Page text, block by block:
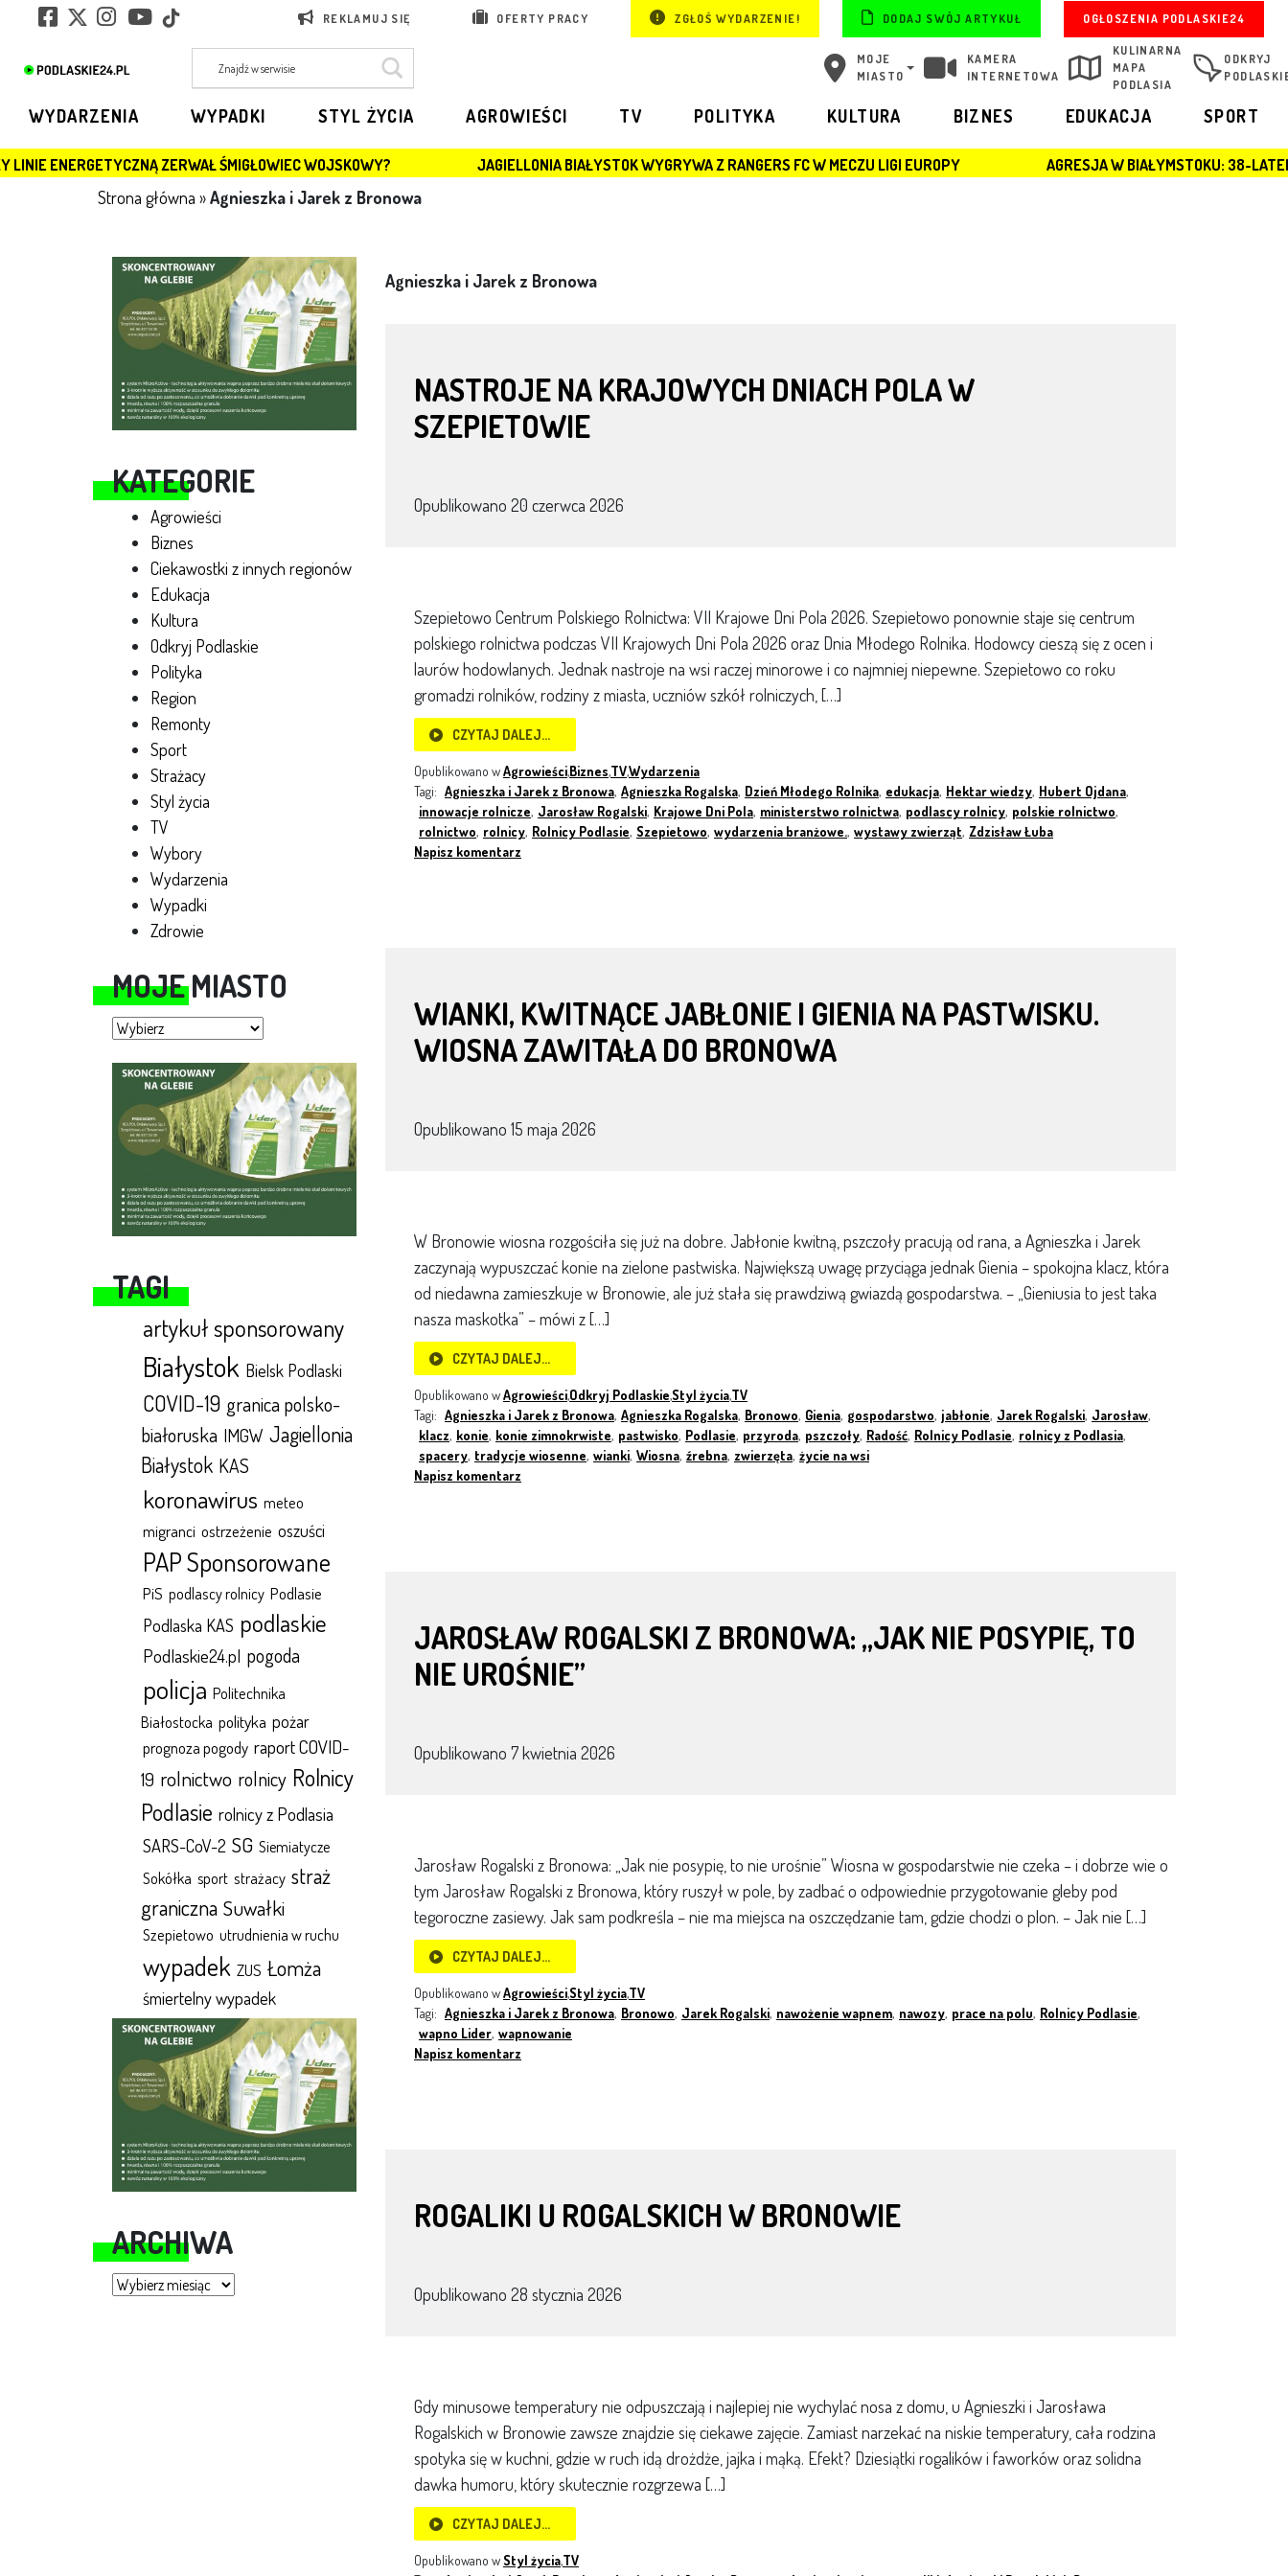
REKLAMUJ SIĘ OFERTY PRACY ZGŁOŚ WYDARZENIE! DODAJ SWÓJ ARTYKUŁ OGŁOSZENIA PODLASKIE24
MOJE
MIASTO
KAMERA
INTERNETOWA
KULINARNA
MAPA
PODLASIA
ODKRYJ
WYDARZENIA WYPADKI STYL ŻYCIA AGROWIEŚCI TV POLITYKA KULTURA BIZNES EDUKACJA SPORT
ZERWAŁ ŚMIGŁOWIEC WOJSKOWY? JAGIELLONIA BIAŁYSTOK WYGRYWA Z RANGERS FC W MECZU LIGI EUROPY AGRESJA W BIAŁYMSTOKU: 38-LATEK
Strona główna »Agnieszka i Jarek z Bronowa
KATEGORIE
Agrowieści
Biznes
Ciekawostki z innych regionów
Edukacja
Kultura
Odkryj Podlaskie
Polityka
Region
Remonty
Sport
Strażacy
Styl życia
TV
Wybory
Wydarzenia
Wypadki
Zdrowie
MOJE MIASTO
Moje miasto
TAGI
artykuł sponsorowany
Białystok Bielsk Podlaski
COVID-19 granica polsko-
białoruska IMGW Jagiellonia
Białystok KAS
koronawirus meteo
migranci ostrzeżenie oszuści
PAP Sponsorowane
PiS podlascy rolnicy Podlasie
Podlaska KAS podlaskie
Podlaskie24.pl pogoda
policja Politechnika
Białostocka polityka pożar
prognoza pogody raport COVID-
19 rolnictwo rolnicy Rolnicy
Podlasie rolnicy z Podlasia
SARS-CoV-2 SG Siemiatycze
Sokółka sport strażacy straż
graniczna Suwałki
Szepietowo utrudnienia w ruchu
wypadek ZUS Łomża
śmiertelny wypadek
ARCHIWA
Archiwa
Agnieszka i Jarek z Bronowa
NASTROJE NA KRAJOWYCH DNIACH POLA W
SZEPIETOWIE
Opublikowano 20 czerwca 2026
Szepietowo Centrum Polskiego Rolnictwa: VII Krajowe Dni Pola 2026. Szepietowo ponownie staje się centrum
polskiego rolnictwa podczas VII Krajowych Dni Pola 2026 oraz Dnia Młodego Rolnika. Hodowcy cieszą się z ocen i
laurów hodowlanych. Jednak nastroje na wsi raczej minorowe i co najmniej niepewne. Szepietowo co roku
gromadzi rolników, rodziny z miasta, uczniów szkół rolniczych, […]
CZYTAJ DALEJ…
Opublikowano wAgrowieści,Biznes,TV,Wydarzenia
Tagi: Agnieszka i Jarek z Bronowa, Agnieszka Rogalska, Dzień Młodego Rolnika, edukacja, Hektar wiedzy, Hubert Ojdana,
innowacje rolnicze, Jarosław Rogalski, Krajowe Dni Pola, ministerstwo rolnictwa, podlascy rolnicy, polskie rolnictwo,
rolnictwo, rolnicy, Rolnicy Podlasie, Szepietowo, wydarzenia branżowe., wystawy zwierząt, Zdzisław Łuba
Napisz komentarz
WIANKI, KWITNĄCE JABŁONIE I GIENIA NA PASTWISKU.
WIOSNA ZAWITAŁA DO BRONOWA
Opublikowano 15 maja 2026
W Bronowie wiosna rozgościła się już na dobre. Jabłonie kwitną, pszczoły pracują od rana, a Agnieszka i Jarek
zaczynają wypuszczać konie na zielone pastwiska. Największą uwagę przyciąga jednak Gienia – spokojna klacz, która
od niedawna zamieszkuje w Bronowie, ale już stała się prawdziwą gwiazdą gospodarstwa. – „Gieniusia to jest taka
nasza maskotka” – mówi z […]
CZYTAJ DALEJ…
Opublikowano wAgrowieści,Odkryj Podlaskie,Styl życia,TV
Tagi: Agnieszka i Jarek z Bronowa, Agnieszka Rogalska, Bronowo, Gienia, gospodarstwo, jabłonie, Jarek Rogalski, Jarosław,
klacz, konie, konie zimnokrwiste, pastwisko, Podlasie, przyroda, pszczoły, Radość, Rolnicy Podlasie, rolnicy z Podlasia,
spacery, tradycje wiosenne, wianki, Wiosna, źrebna, zwierzęta, życie na wsi
Napisz komentarz
JAROSŁAW ROGALSKI Z BRONOWA: „JAK NIE POSYPIĘ, TO
NIE UROŚNIE”
Opublikowano 7 kwietnia 2026
Jarosław Rogalski z Bronowa: „Jak nie posypię, to nie urośnie” Wiosna w gospodarstwie nie czeka – i dobrze wie o
tym Jarosław Rogalski z Bronowa, który ruszył w pole, by zadbać o odpowiednie przygotowanie gleby pod
tegoroczne zasiewy. Jak sam podkreśla – nie ma miejsca na oszczędzanie tam, gdzie chodzi o plon. – Jak nie […]
CZYTAJ DALEJ…
Opublikowano wAgrowieści,Styl życia,TV
Tagi: Agnieszka i Jarek z Bronowa, Bronowo, Jarek Rogalski, nawożenie wapnem, nawozy, prace na polu, Rolnicy Podlasie,
wapno Lider, wapnowanie
Napisz komentarz
ROGALIKI U ROGALSKICH W BRONOWIE
Opublikowano 28 stycznia 2026
Gdy minusowe temperatury nie odpuszczają i najlepiej nie wychylać nosa z domu, u Agnieszki i Jarosława
Rogalskich w Bronowie zawsze znajdzie się ciekawe zajęcie. Zamiast narzekać na niskie temperatury, cała rodzina
spotyka się w kuchni, gdzie w ruch idą drożdże, jajka i mąką. Efekt? Dziesiątki rogalików i faworków oraz solidna
dawka humoru, który skutecznie rozgrzewa […]
CZYTAJ DALEJ…
Opublikowano w Styl życia,TV